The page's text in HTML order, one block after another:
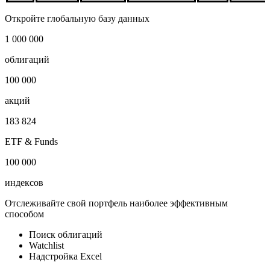
Откройте глобальную базу данных
1 000 000
облигаций
100 000
акций
183 824
ETF & Funds
100 000
индексов
Отслеживайте свой портфель наиболее эффективным
способом
Поиск облигаций
Watchlist
Надстройка Excel